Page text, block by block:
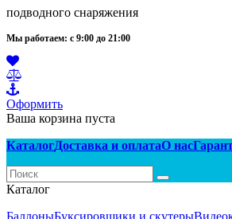
подводного снаряжения
Мы работаем: с 9:00 до 21:00
Оформить
Ваша корзина пуста
КаталогДоставка и оплатаО нас
Каталог
БаллоныБуксировщики и скутеры